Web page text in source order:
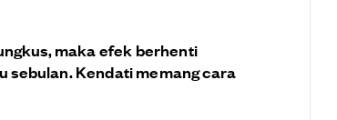
maka efek berhenti
sebulan. Kendati memang cara